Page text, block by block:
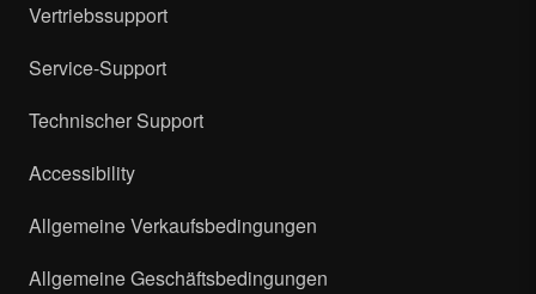
Vertriebssupport
Service-Support
Technischer Support
Accessibility
Allgemeine Verkaufsbedingungen
Allgemeine Geschäftsbedingungen